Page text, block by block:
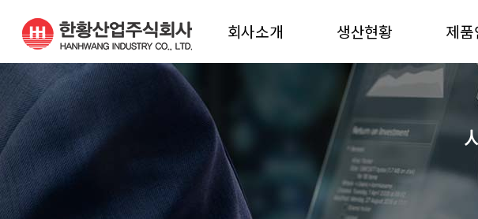
회사소개
진해공장 조직도
밀양공장 조직도
오시는 길
생산현황
생산능력
생산재질
제품
자
중
농기
가